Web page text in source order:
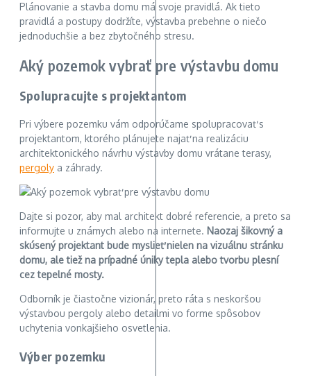
Plánovanie a stavba domu má svoje pravidlá. Ak tieto
pravidlá a postupy dodržíte, výstavba prebehne o niečo
jednoduchšie a bez zbytočného stresu.
Aký pozemok vybrať pre výstavbu domu
Spolupracujte s projektantom
Pri výbere pozemku vám odporúčame spolupracovať s
projektantom, ktorého plánujete najať na realizáciu
architektonického návrhu výstavby domu vrátane terasy,
pergoly a záhrady.
Dajte si pozor, aby mal architekt dobré referencie, a preto sa
informujte u známych alebo na internete. Naozaj šikovný a
skúsený projektant bude myslieť nielen na vizuálnu stránku
domu, ale tiež na prípadné úniky tepla alebo tvorbu plesní
cez tepelné mosty.
Odborník je čiastočne vizionár, preto ráta s neskoršou
výstavbou pergoly alebo detailmi vo forme spôsobov
uchytenia vonkajšieho osvetlenia.
Výber pozemku